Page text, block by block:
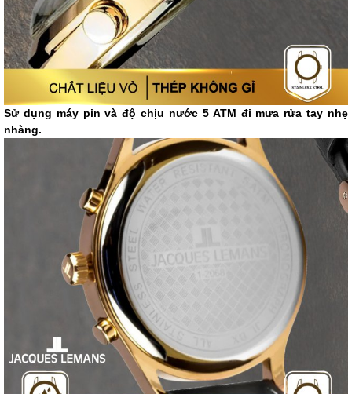
Sử dụng máy pin và độ chịu nước 5 ATM đi mưa rửa tay nhẹ
nhàng.